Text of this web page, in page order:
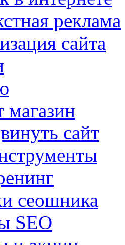
реклама
сайта
магазин
сайт
сеошника
SEO